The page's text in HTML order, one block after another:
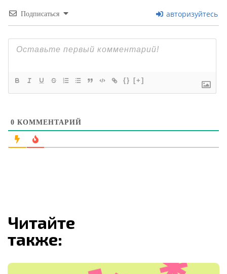
Подписаться авторизуйтесь
{} [+]
0 КОММЕНТАРИЙ
Читайте
также: